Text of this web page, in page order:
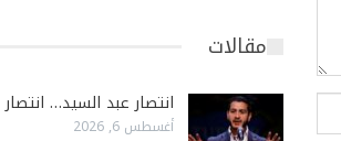
مقالات
انتصار عبد السيد… انتصار
أغسطس 6, 2026